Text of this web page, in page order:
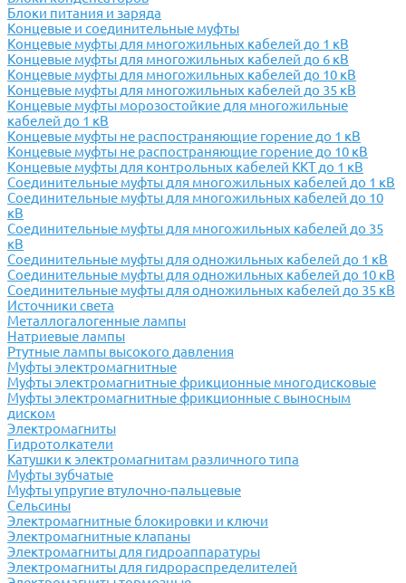
Блоки питания и заряда
Концевые и соединительные муфты
Концевые муфты для многожильных кабелей до 1 кВ
Концевые муфты для многожильных кабелей до 6 кВ
Концевые муфты для многожильных кабелей до 10 кВ
Концевые муфты для многожильных кабелей до 35 кВ
Концевые муфты морозостойкие для многожильные
кабелей до 1 кВ
Концевые муфты не распостраняющие горение до 1 кВ
Концевые муфты не распостраняющие горение до 10 кВ
Концевые муфты для контрольных кабелей ККТ до 1 кВ
Соединительные муфты для многожильных кабелей до 1 кВ
Соединительные муфты для многожильных кабелей до 10
кВ
Соединительные муфты для многожильных кабелей до 35
кВ
Соединительные муфты для одножильных кабелей до 1 кВ
Соединительные муфты для одножильных кабелей до 10 кВ
Соединительные муфты для одножильных кабелей до 35 кВ
Источники света
Металлогалогенные лампы
Натриевые лампы
Ртутные лампы высокого давления
Муфты электромагнитные
Муфты электромагнитные фрикционные многодисковые
Муфты электромагнитные фрикционные с выносным
диском
Электромагниты
Гидротолкатели
Катушки к электромагнитам различного типа
Муфты зубчатые
Муфты упругие втулочно-пальцевые
Сельсины
Электромагнитные блокировки и ключи
Электромагнитные клапаны
Электромагниты для гидроаппаратуры
Электромагниты для гидрораспределителей